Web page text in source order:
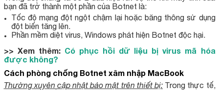
bạn đã trở thành một phần của Botnet là:
Tốc độ mạng đột ngột chậm lại hoặc băng thông sử dụng
đột biến tăng lên.
Phần mềm diệt virus, Windows phát hiện Botnet độc hại.
>> Xem thêm: Có phục hồi dữ liệu bị virus mã hóa
được không?
Cách phòng chống Botnet xâm nhập MacBook
Thường xuyên cập nhật bảo mật trên thiết bị:Trong thực tế,